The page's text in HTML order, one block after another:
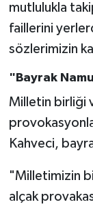
mutlulukla
faillerini
sözlerimizin
"Bayrak
Milletin birliği
Kahveci,
"Milletimizin
alçak